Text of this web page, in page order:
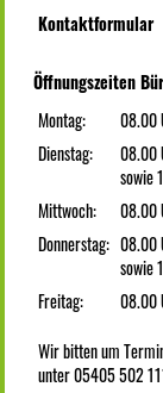
Kontaktformular
Öffnungszeiten
Montag:
08.00
Dienstag:
08.00
sowie
Mittwoch:
08.00
Donnerstag: 08.00
sowie
Freitag:
08.00
Wir bitten um
unter 05405 502